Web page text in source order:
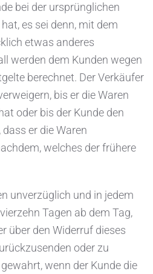
bei der ursprünglichen
es sei denn, mit dem
etwas anderes
werden dem Kunden wegen
berechnet. Der Verkäufer
bis er die Waren
oder bis der Kunde den
er die Waren
welches der frühere
unverzüglich und in jedem
Tagen ab dem Tag,
über den Widerruf dieses
oder zu
wenn der Kunde die